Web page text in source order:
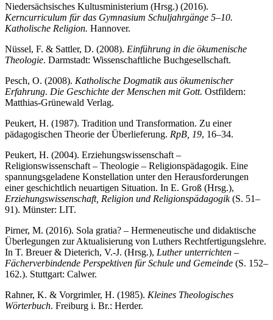
Niedersächsisches Kultusministerium (Hrsg.) (2016).
Kerncurriculum für das Gymnasium Schuljahrgänge 5–10.
Katholische Religion. Hannover.
Nüssel, F. & Sattler, D. (2008). Einführung in die ökumenische
Theologie. Darmstadt: Wissenschaftliche Buchgesellschaft.
Pesch, O. (2008). Katholische Dogmatik aus ökumenischer
Erfahrung. Die Geschichte der Menschen mit Gott. Ostfildern:
Matthias-Grünewald Verlag.
Peukert, H. (1987). Tradition und Transformation. Zu einer
pädagogischen Theorie der Überlieferung. RpB, 19, 16–34.
Peukert, H. (2004). Erziehungswissenschaft –
Religionswissenschaft – Theologie – Religionspädagogik. Eine
spannungsgeladene Konstellation unter den Herausforderungen
einer geschichtlich neuartigen Situation. In E. Groß (Hrsg.),
Erziehungswissenschaft, Religion und Religionspädagogik(S. 51–
91). Münster: LIT.
Pirner, M. (2016). Sola gratia? – Hermeneutische und didaktische
Überlegungen zur Aktualisierung von Luthers Rechtfertigungslehre.
In T. Breuer & Dieterich, V.-J. (Hrsg.), Luther unterrichten –
Fächerverbindende Perspektiven für Schule und Gemeinde (S. 152–
162.). Stuttgart: Calwer.
Rahner, K. & Vorgrimler, H. (1985). Kleines Theologisches
Wörterbuch. Freiburg i. Br.: Herder.